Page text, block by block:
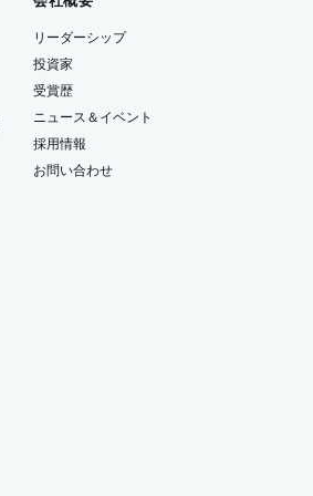
リーダーシップ
投資家
受賞歴
ニュース＆イベント
採用情報
お問い合わせ